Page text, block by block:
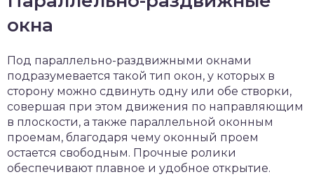
окна
Под параллельно-раздвижными окнами
подразумевается такой тип окон, у которых в
сторону можно сдвинуть одну или обе створки,
совершая при этом движения по направляющим
в плоскости, а также параллельной оконным
проемам, благодаря чему оконный проем
остается свободным. Прочные ролики
обеспечивают плавное и удобное открытие.